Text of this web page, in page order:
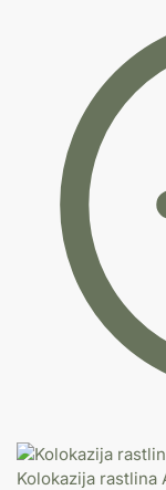
Kolokazija rastlina